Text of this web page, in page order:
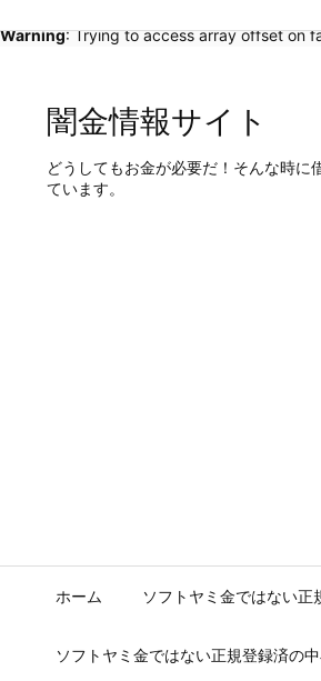
Warning: Trying to access array offset on
闇金情報サイト
どうしてもお金が必要だ！そんな時
ています。
ホーム ソフトヤミ金ではない正
ソフトヤミ金ではない正規登録済の